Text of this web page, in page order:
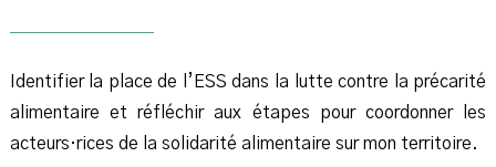
Identifier la place de l’ESS dans la lutte contre la précarité
alimentaire et réfléchir aux étapes pour coordonner les
acteurs·rices de la solidarité alimentaire sur mon territoire.